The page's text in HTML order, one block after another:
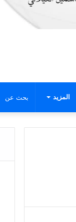
المزيد